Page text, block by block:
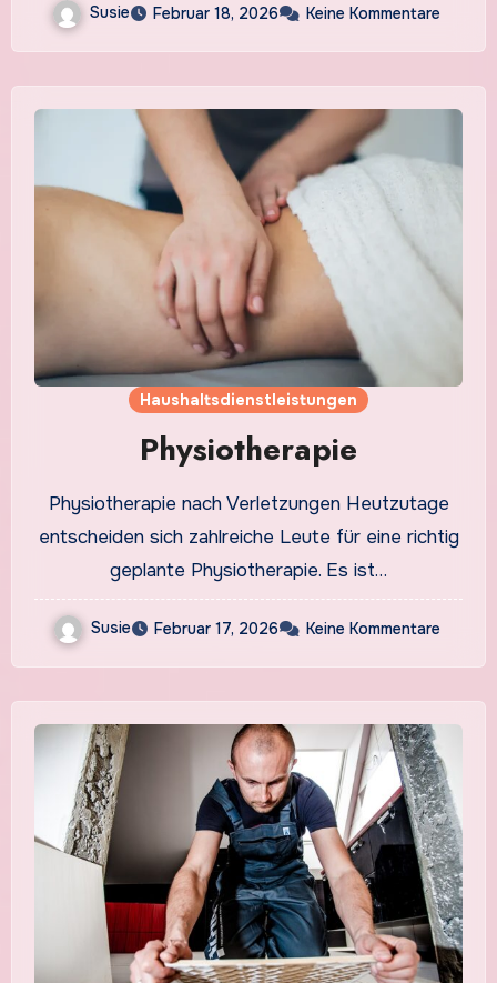
Susie Februar 18, 2026 Keine Kommentare
Haushaltsdienstleistungen
Physiotherapie
Physiotherapie nach Verletzungen Heutzutage
entscheiden sich zahlreiche Leute für eine richtig
geplante Physiotherapie. Es ist…
Susie Februar 17, 2026 Keine Kommentare